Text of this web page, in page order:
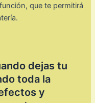
que te permitirá
dejas tu
toda la
y